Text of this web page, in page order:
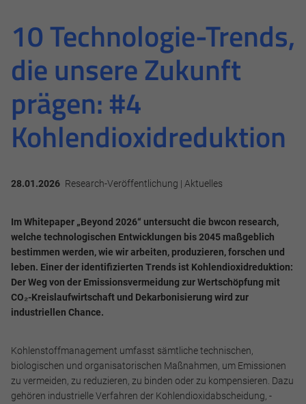
10 Technologie-Trends,
die unsere Zukunft
prägen: #4
Kohlendioxidreduktion
28.01.2026 Research-Veröffentlichung | Aktuelles
Im Whitepaper „Beyond 2026“ untersucht die bwcon research,
welche technologischen Entwicklungen bis 2045 maßgeblich
bestimmen werden, wie wir arbeiten, produzieren, forschen und
leben. Einer der identifizierten Trends ist Kohlendioxidreduktion:
Der Weg von der Emissionsvermeidung zur Wertschöpfung mit
CO₂-Kreislaufwirtschaft und Dekarbonisierung wird zur
industriellen Chance.
Kohlenstoffmanagement umfasst sämtliche technischen,
biologischen und organisatorischen Maßnahmen, um Emissionen
zu vermeiden, zu reduzieren, zu binden oder zu kompensieren. Dazu
gehören industrielle Verfahren der Kohlendioxidabscheidung, -